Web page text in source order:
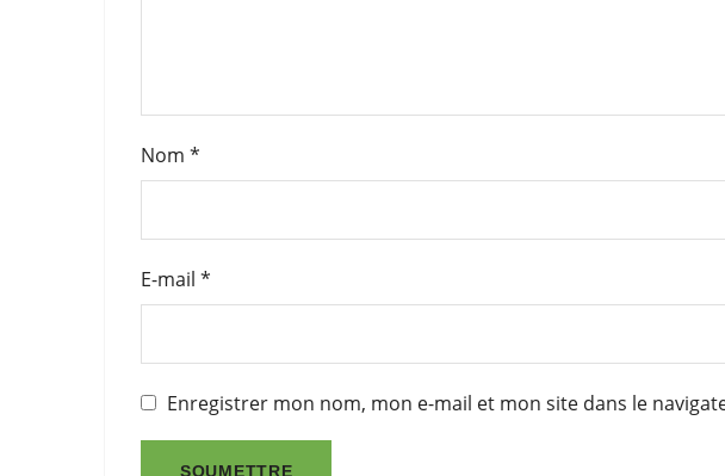
Nom *
E-mail *
Enregistrer mon nom, mon e-mail et mon site dans le